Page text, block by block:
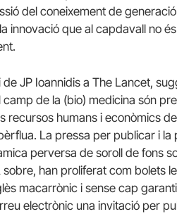
del coneixement de
innovació que al capdavall no
JP Ioannidis a The Lancet,
de la (bio) medicina són
recursos humans i econòmics
La pressa per publicar i
perversa de soroll de fons
sobre, han proliferat com bolets
macarrònic i sense cap
electrònic una invitació per